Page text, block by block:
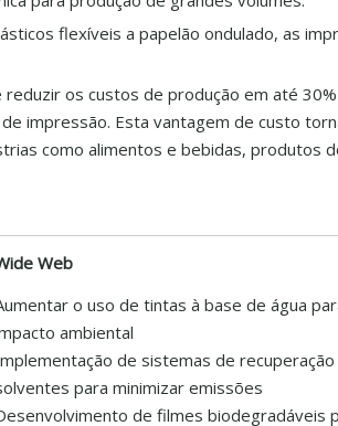
flexíveis a papelão ondulado, as
os custos de produção em até
impressão. Esta vantagem de custo
como alimentos e bebidas, produtos
Web
o uso de tintas à base de água
ambiental
de sistemas de recuperação
para minimizar emissões
de filmes biodegradáveis